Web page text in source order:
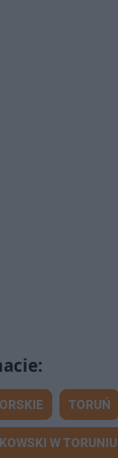
TORUŃ
W TORUNIU